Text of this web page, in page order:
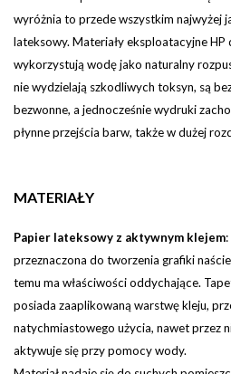
wyróżnia to przede wszystkim najwyżej
lateksowy. Materiały eksploatacyjne
wykorzystują wodę jako naturalny
nie wydzielają szkodliwych toksyn, są
bezwonne, a jednocześnie wydruki
płynne przejścia barw, także w dużej
MATERIAŁY
Papier lateksowy z aktywnym klejem:
przeznaczona do tworzenia grafiki
temu ma właściwości oddychające.
posiada zaaplikowaną warstwę kleju,
natychmiastowego użycia, nawet przez
aktywuje się przy pomocy wody.